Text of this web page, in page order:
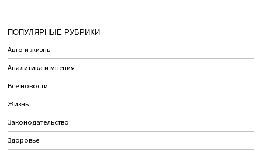
ПОПУЛЯРНЫЕ РУБРИКИ
Авто и жизнь
Аналитика и мнения
Все новости
Жизнь
Законодательство
Здоровье